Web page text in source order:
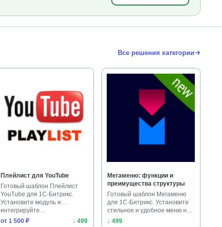
Все решения категории
Плейлист для YouTube
Готовый шаблон Плейлист
YouTube для 1С-Битрикс.
Установите модуль и
интегрируйте…
от 1 500 ₽
↓ 499
Мегаменю: функции и
преимущества структуры
Готовый шаблон Мегаменю
для 1С-Битрикс. Установите
стильное и удобное меню на
св…
↓ 499